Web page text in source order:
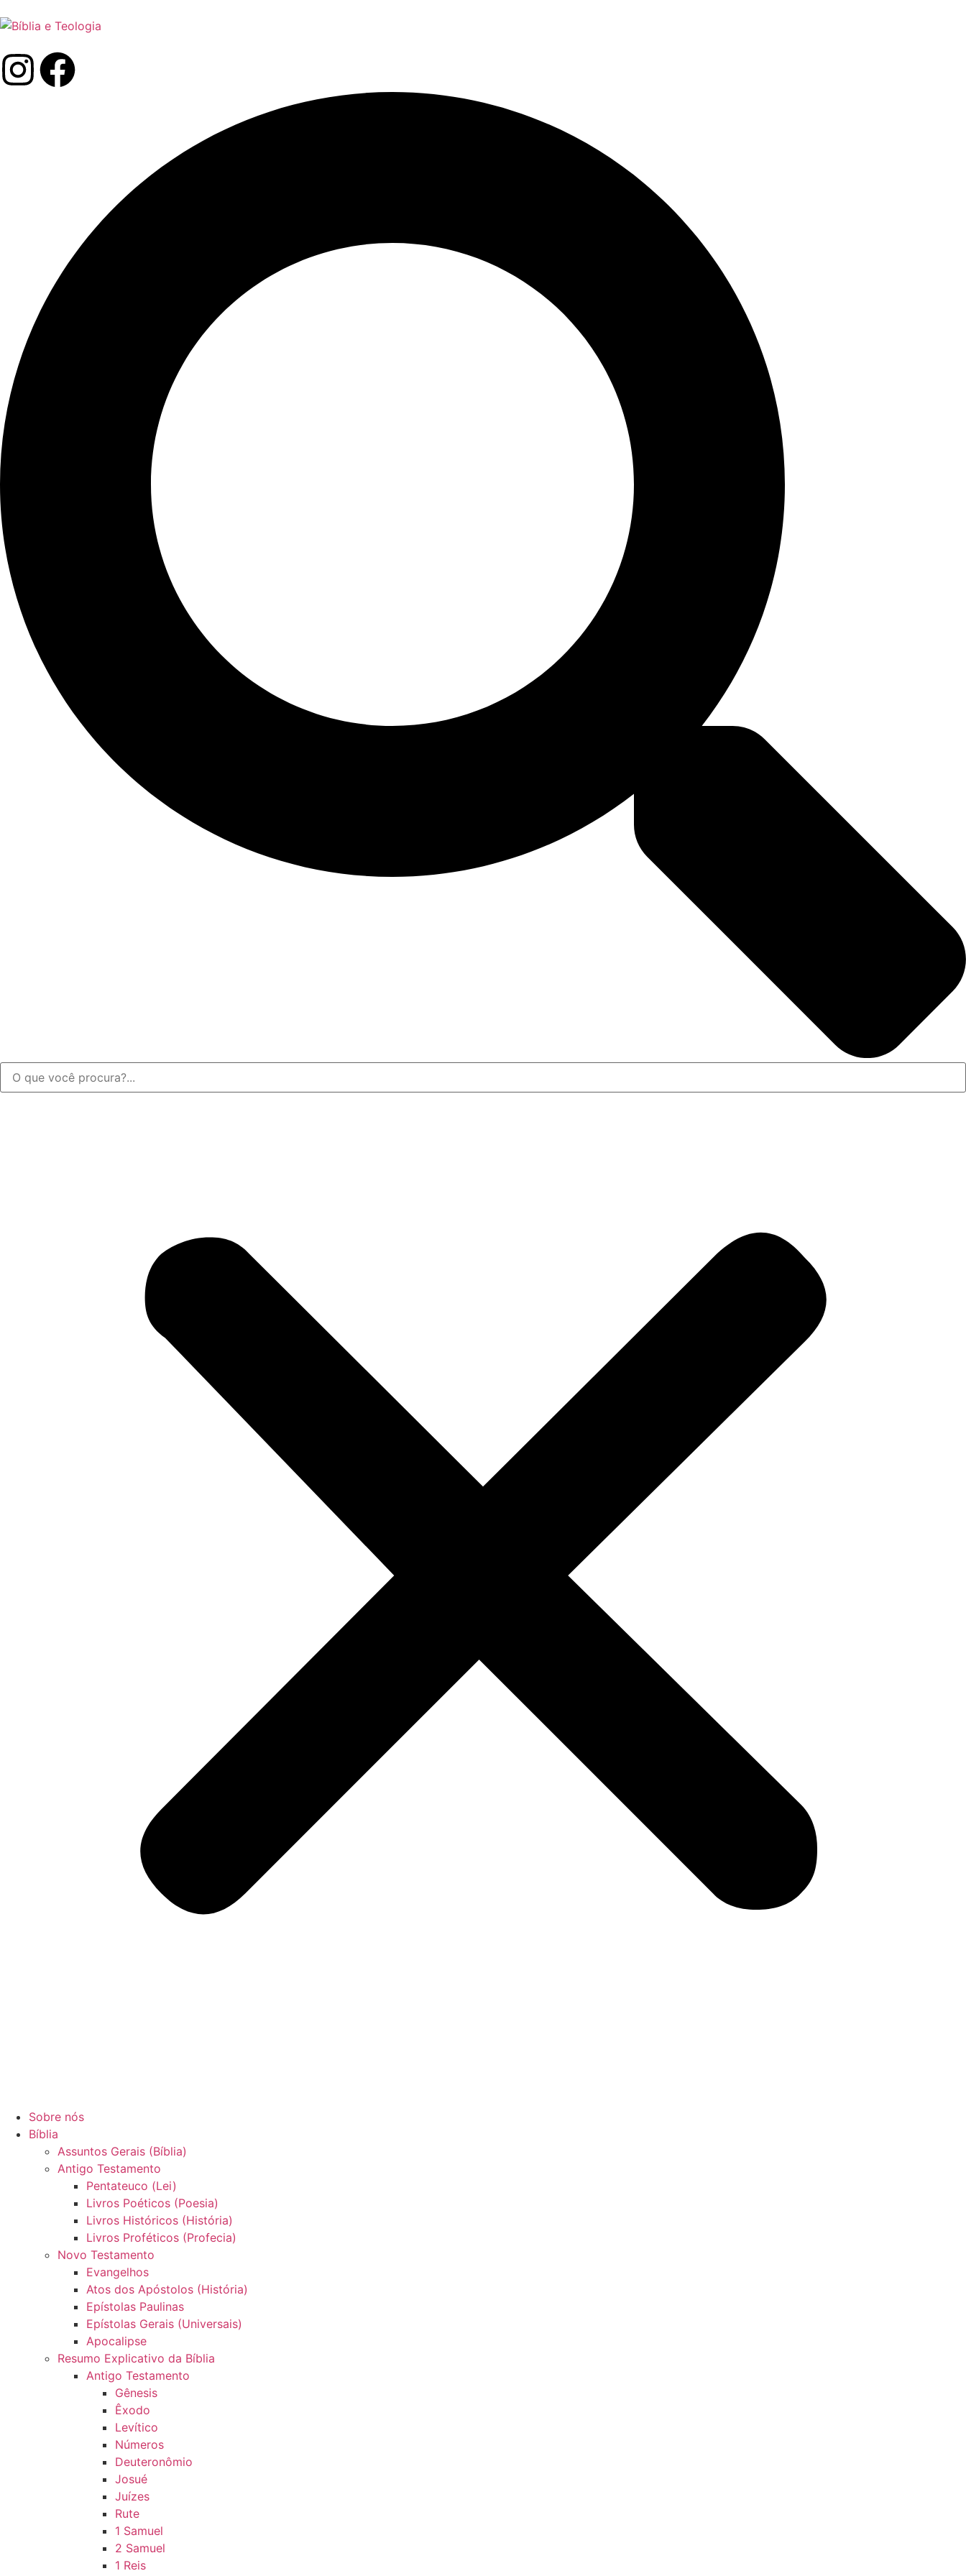
Sobre nós
Bíblia
Assuntos Gerais (Bíblia)
Antigo Testamento
Pentateuco (Lei)
Livros Poéticos (Poesia)
Livros Históricos (História)
Livros Proféticos (Profecia)
Novo Testamento
Evangelhos
Atos dos Apóstolos (História)
Epístolas Paulinas
Epístolas Gerais (Universais)
Apocalipse
Resumo Explicativo da Bíblia
Antigo Testamento
Gênesis
Êxodo
Levítico
Números
Deuteronômio
Josué
Juízes
Rute
1 Samuel
2 Samuel
1 Reis